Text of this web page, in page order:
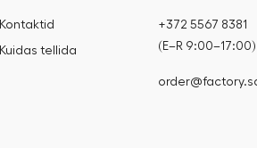
Kontaktid
Kuidas tellida
+372 5567 8381
(E–R 9:00–17:00)